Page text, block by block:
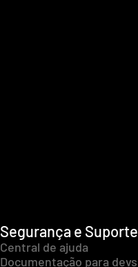
Segurança e Suporte
Central de ajuda
Documentação para devs